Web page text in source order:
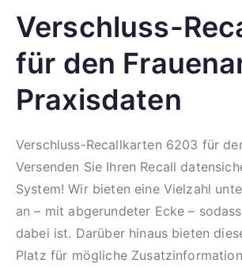
Verschluss-
für den
Praxisdaten
Verschluss-Recallkarten 6203 für
Versenden Sie Ihren Recall
System! Wir bieten eine Vielzahl
an – mit abgerundeter Ecke –
dabei ist. Darüber hinaus bieten
Platz für mögliche